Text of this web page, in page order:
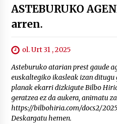
ASTEBURUKO
arren.
ol. Urt 31 , 2025
Asteburuko atarian prest gaude
euskaltegiko ikasleak izan ditugu
planak ekarri dizkigute Bilbo
geratzea ez da aukera, animatu
https://bilbohiria.com/docs2/
Deskargatu hemen.